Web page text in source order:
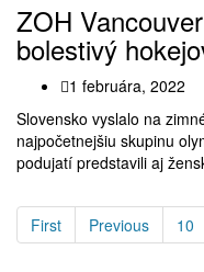
ZOH
bolestivý
1 februára, 2022
Slovensko vyslalo na
najpočetnejšiu skupinu
podujatí predstavili aj
First Previous 10